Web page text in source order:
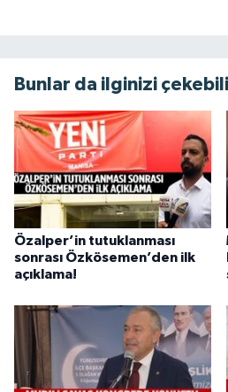
Bunlar da ilginizi
Özalper’in tutuklanması
sonrası Özkösemen’den ilk
açıklama!